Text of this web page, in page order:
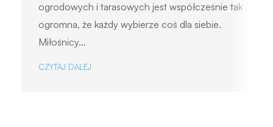
ogrodowych i tarasowych jest współcześnie tak
ogromna, że każdy wybierze coś dla siebie.
Miłośnicy...
CZYTAJ DALEJ